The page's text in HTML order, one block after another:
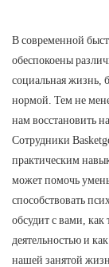
В современной
обеспокоены
социальная жизнь,
нормой. Тем не
нам восстановить
Сотрудники
практическим
может помочь
способствовать
обсудит с вами, как
деятельностью и
нашей занятой